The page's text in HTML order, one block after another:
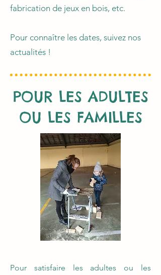
fabrication de jeux en bois, etc.
Pour connaître les dates, suivez nos
actualités !
POUR LES ADULTES
OU LES FAMILLES
Pour satisfaire les adultes ou les